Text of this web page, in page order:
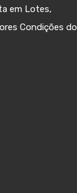
em Lotes,
Condições do